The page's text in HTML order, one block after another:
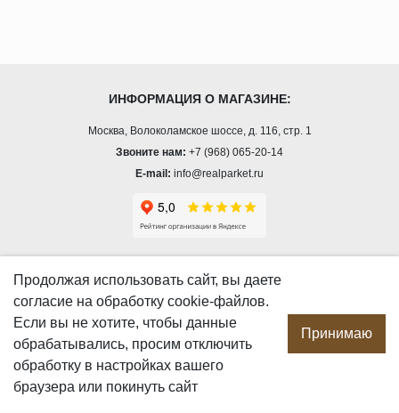
ИНФОРМАЦИЯ О МАГАЗИНЕ:
Москва, Волоколамское шоссе, д. 116, стр. 1
Звоните нам: +7 (968) 065-20-14
E-mail: info@realparket.ru
О компании
Производство
Сотрудничество
Сертификаты продукции
Вакансии
Продолжая использовать сайт, вы даете
согласие на обработку cookie-файлов.
Если вы не хотите, чтобы данные
обрабатывались, просим отключить
обработку в настройках вашего
браузера или покинуть сайт
Принимаю